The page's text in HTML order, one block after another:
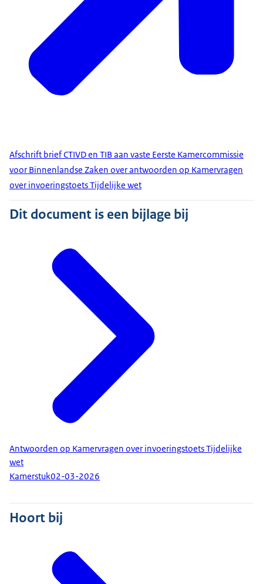
Afschrift brief CTIVD en TIB aan vaste Eerste Kamercommissie
voor Binnenlandse Zaken over antwoorden op Kamervragen
over invoeringstoets Tijdelijke wet
Dit document is een bijlage bij
Antwoorden op Kamervragen over invoeringstoets Tijdelijke
wet
Kamerstuk02-03-2026
Hoort bij